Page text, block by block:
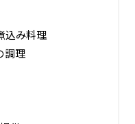
込み料理
調理